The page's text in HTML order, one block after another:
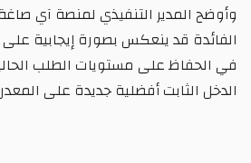
وأوضح المدير التنفيذي لمنصة آي
الفائدة قد ينعكس بصورة إيجابية
في الحفاظ على مستويات الطلب
الدخل الثابت أفضلية جديدة على